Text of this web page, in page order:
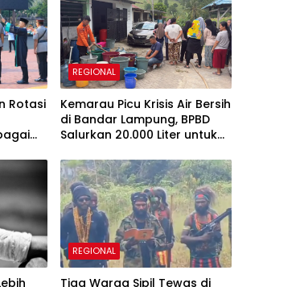
Rotasi
REGIONAL
Kemarau Picu Krisis Air Bersih
di Bandar Lampung, BPBD
Salurkan 20.000 Liter untuk
REGIONAL
Tiga Warga Sipil Tewas di